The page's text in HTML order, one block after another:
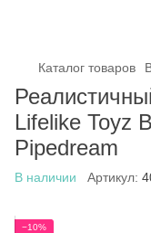
Каталог товаров
Lifelike Toyz
Pipedream
В наличии Артикул:
−10%